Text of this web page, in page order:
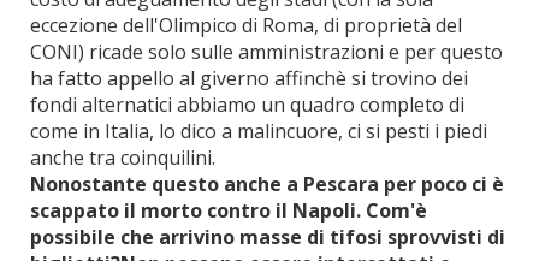
eccezione dell'Olimpico di Roma, di proprietà del
CONI) ricade solo sulle amministrazioni e per questo
ha fatto appello al giverno affinchè si trovino dei
fondi alternatici abbiamo un quadro completo di
come in Italia, lo dico a malincuore, ci si pesti i piedi
anche tra coinquilini.
Nonostante questo anche a Pescara per poco ci è
scappato il morto contro il Napoli. Com'è
possibile che arrivino masse di tifosi sprovvisti di